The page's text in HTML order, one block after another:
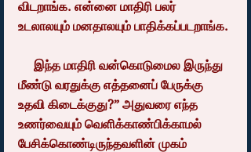
விடறாங்க. என்னை மாதிரி பலர்
உடலாலயும் மனதாலயும் பாதிக்கப்படறாங்க.
மீண்டு வரதுக்கு எத்தனைப் பேருக்கு
உதவி கிடைக்குது?” அதுவரை எந்த
உணர்வையும் வெளிக்காண்பிக்காமல்
பேசிக்கொண்டிருந்தவளின் முகம்